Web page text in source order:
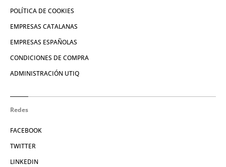
POLÍTICA DE COOKIES
EMPRESAS CATALANAS
EMPRESAS ESPAÑOLAS
CONDICIONES DE COMPRA
ADMINISTRACIÓN UTIQ
Redes
FACEBOOK
TWITTER
LINKEDIN